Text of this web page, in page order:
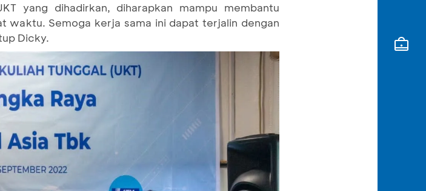
yang dihadirkan, diharapkan mampu membantu
waktu. Semoga kerja sama ini dapat terjalin dengan
Dicky.